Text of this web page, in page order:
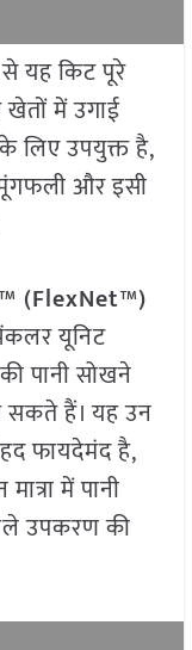
यह किट पूरे
में उगाई
के लिए उपयुक्त है,
मूंगफली और इसी
(FlexNet™)
यूनिट
पानी सोखने
सकते हैं। यह उन
फायदेमंद है,
में पानी
उपकरण की